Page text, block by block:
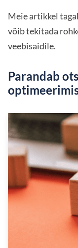
Meie artikkel
võib tekitada
veebisaidile.
Parandab